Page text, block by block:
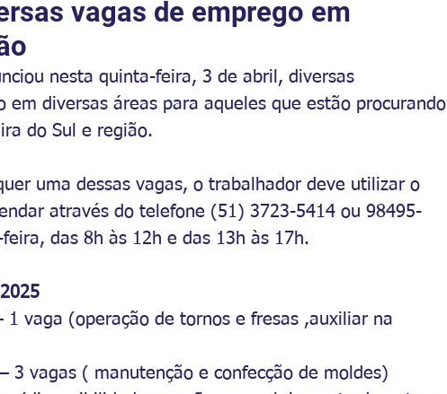
vagas de emprego em
nesta quinta-feira, 3 de abril, diversas
em diversas áreas para aqueles que estão procurando
do Sul e região.
uma dessas vagas, o trabalhador deve utilizar o
através do telefone (51) 3723-5414 ou 98495-
das 8h às 12h e das 13h às 17h.
vaga (operação de tornos e fresas ,auxiliar na
vagas ( manutenção e confecção de moldes)